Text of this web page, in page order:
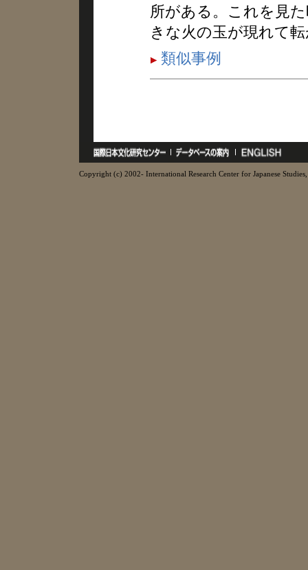
所がある。これを見
きな火の玉が現れて
類似事例
Copyright (c) 2002- International Research Center for Japanese